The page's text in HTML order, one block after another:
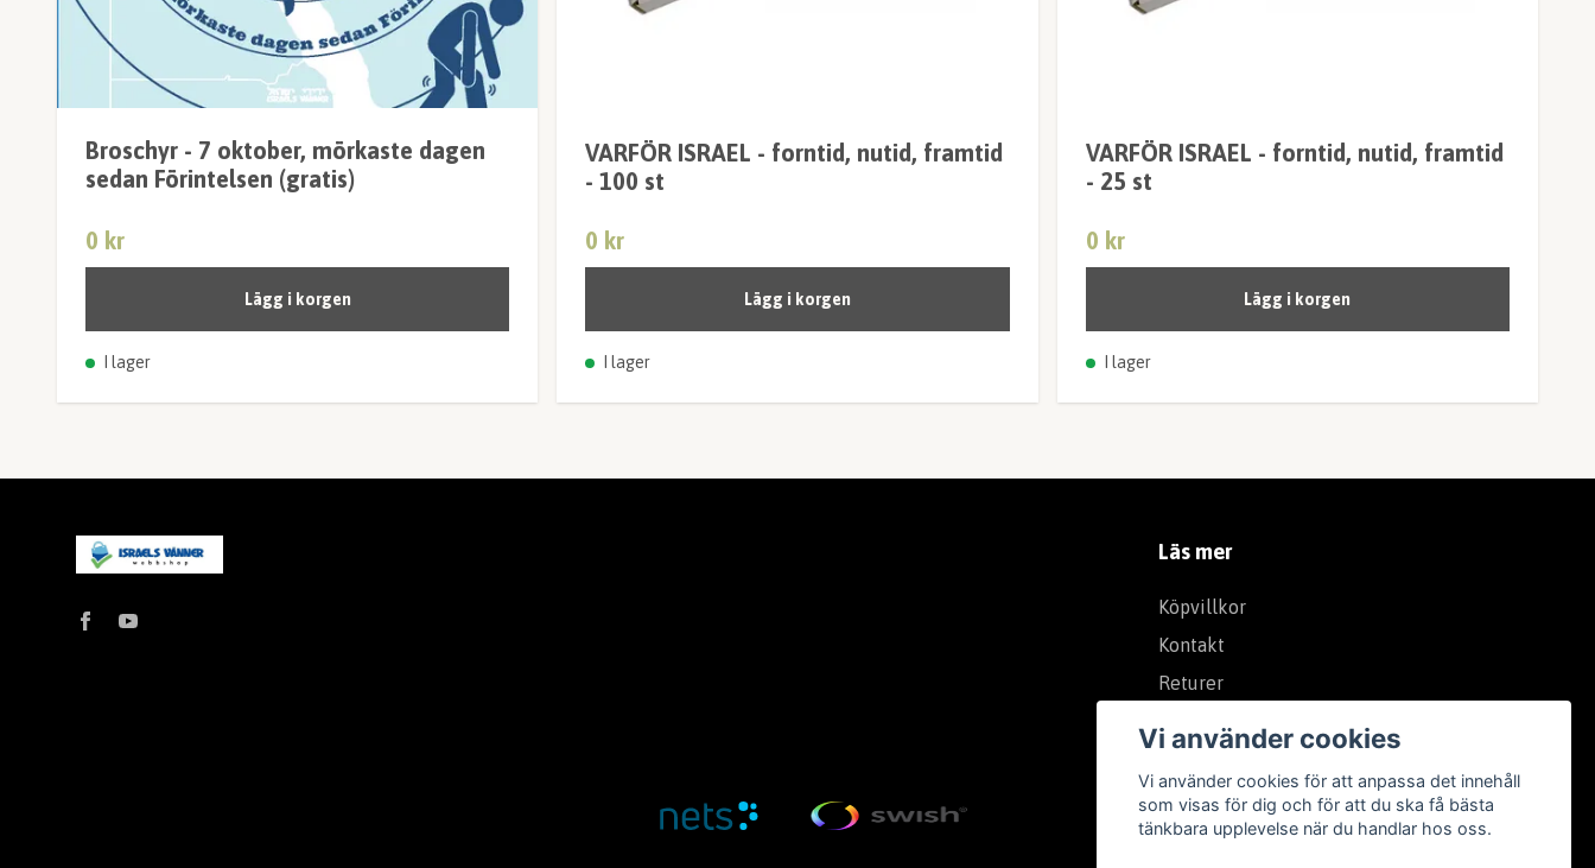
Broschyr - 7 oktober, mörkaste dagen
sedan Förintelsen (gratis)
0 kr
Lägg i korgen
I lager
VARFÖR ISRAEL - forntid, nutid, framtid
- 100 st
0 kr
Lägg i korgen
I lager
VARFÖR ISRAEL - forntid, nutid, framtid
- 25 st
0 kr
Lägg i korgen
I lager
Läs mer
Köpvillkor
Kontakt
Returer
Vi använder cookies
Vi använder cookies för att anpassa det innehåll
som visas för dig och för att du ska få bästa
tänkbara upplevelse när du handlar hos oss.